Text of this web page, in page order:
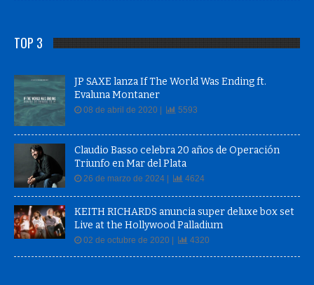
TOP 3
JP SAXE lanza If The World Was Ending ft.
Evaluna Montaner
08 de abril de 2020 | 5593
Claudio Basso celebra 20 años de Operación
Triunfo en Mar del Plata
26 de marzo de 2024 | 4624
KEITH RICHARDS anuncia super deluxe box set
Live at the Hollywood Palladium
02 de octubre de 2020 | 4320